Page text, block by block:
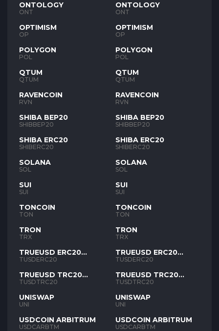
ONTOLOGY
ONT
OPTIMISM
OP
POLYGON
POL
QTUM
QTUM
RAVENCOIN
RVN
SHIBA BEP20
SHIBBEP20
SHIBA ERC20
SHIBERC20
SOLANA
SOL
SUI
SUI
TONCOIN
TON
TRON
TRX
TRUEUSD ERC20
TUSD
TUSDERC20
TRUEUSD TRC20
TUSD
TUSDTRC20
UNISWAP
UNI
USDCOIN ARBITRUM
USDCARBTM
ONTOLOGY
ONT
OPTIMISM
OP
POLYGON
POL
QTUM
QTUM
RAVENCOIN
RVN
SHIBA BEP20
SHIBBEP20
SHIBA ERC20
SHIBERC20
SOLANA
SOL
SUI
SUI
TONCOIN
TON
TRON
TRX
TRUEUSD ERC20
TUSD
TUSDERC20
TRUEUSD TRC20
TUSD
TUSDTRC20
UNISWAP
UNI
USDCOIN ARBITRUM
USDCARBTM